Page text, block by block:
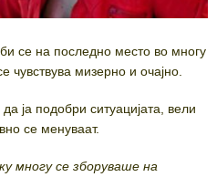
се на последно место во многу
чувствува мизерно и очајно.
ја подобри ситуацијата, вели
се менуваат.
многу се зборуваше на